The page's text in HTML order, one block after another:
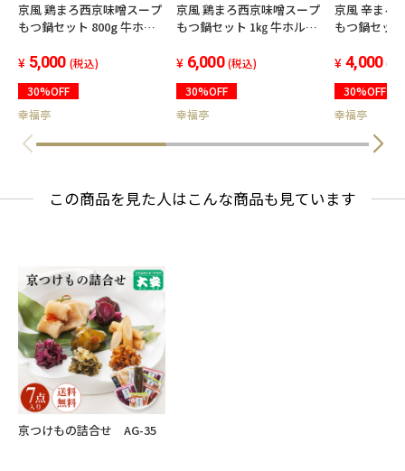
京風 鶏まろ西京味噌スープ
もつ鍋セット 800g 牛ホル
ョウ5,000 (税込)
30%OFF
幸福亭
京風 鶏まろ西京味噌スープ
もつ鍋セット 1㎏ 牛ホルモ
ウ6,000 (税込)
30%OFF
幸福亭
京風 辛まろ
もつ鍋セット
い味スープ
4,000 (税
30%OFF
幸福亭
この商品を見た人はこんな商品も見ています
京つけもの詰合せ AG-35